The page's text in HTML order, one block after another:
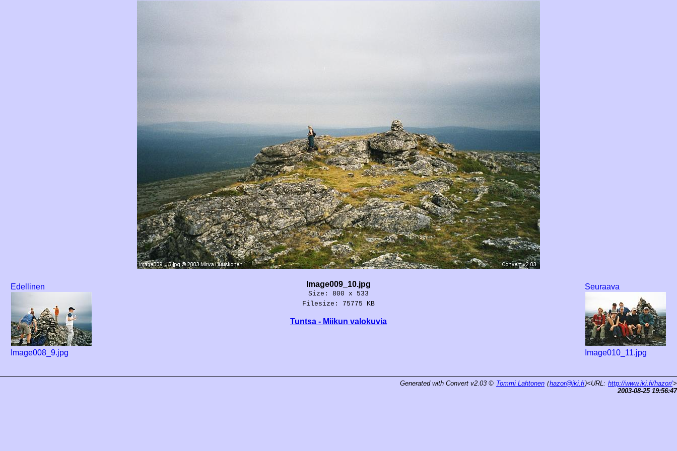
Edellinen
Image008_9.jpg
Seuraava
Image010_11.jpg
Image009_10.jpg
Size: 800 x 533
Filesize: 75775 KB
Tuntsa - Miikun valokuvia
Generated with Convert v2.03 © Tommi Lahtonen (hazor@iki.fi)<URL: http://www.iki.fi/hazor/>
2003-08-25 19:56:47